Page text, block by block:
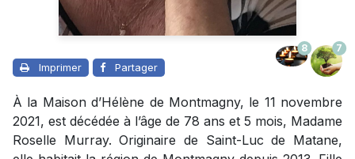
Imprimer Partager
8 7
À la Maison d’Hélène de Montmagny, le 11 novembre
2021, est décédée à l’âge de 78 ans et 5 mois, Madame
Roselle Murray. Originaire de Saint-Luc de Matane,